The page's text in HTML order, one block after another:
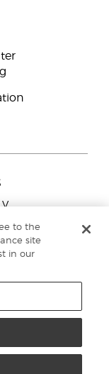
(ej från
to the
site
in our